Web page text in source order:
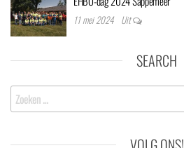
11 mei 2024 Uit
SEARCH
Zoeken
naar: